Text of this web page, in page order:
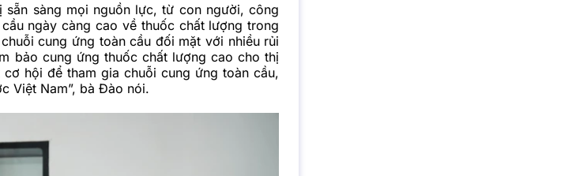
sẵn sàng mọi nguồn lực, từ con người, công
ngày càng cao về thuốc chất lượng trong
cung ứng toàn cầu đối mặt với nhiều rủi
bảo cung ứng thuốc chất lượng cao cho thị
hội để tham gia chuỗi cung ứng toàn cầu,
Việt Nam”, bà Đào nói.